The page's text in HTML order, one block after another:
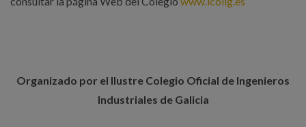
Organizado por el Ilustre Colegio Oficial de Ingenieros
Industriales de Galicia